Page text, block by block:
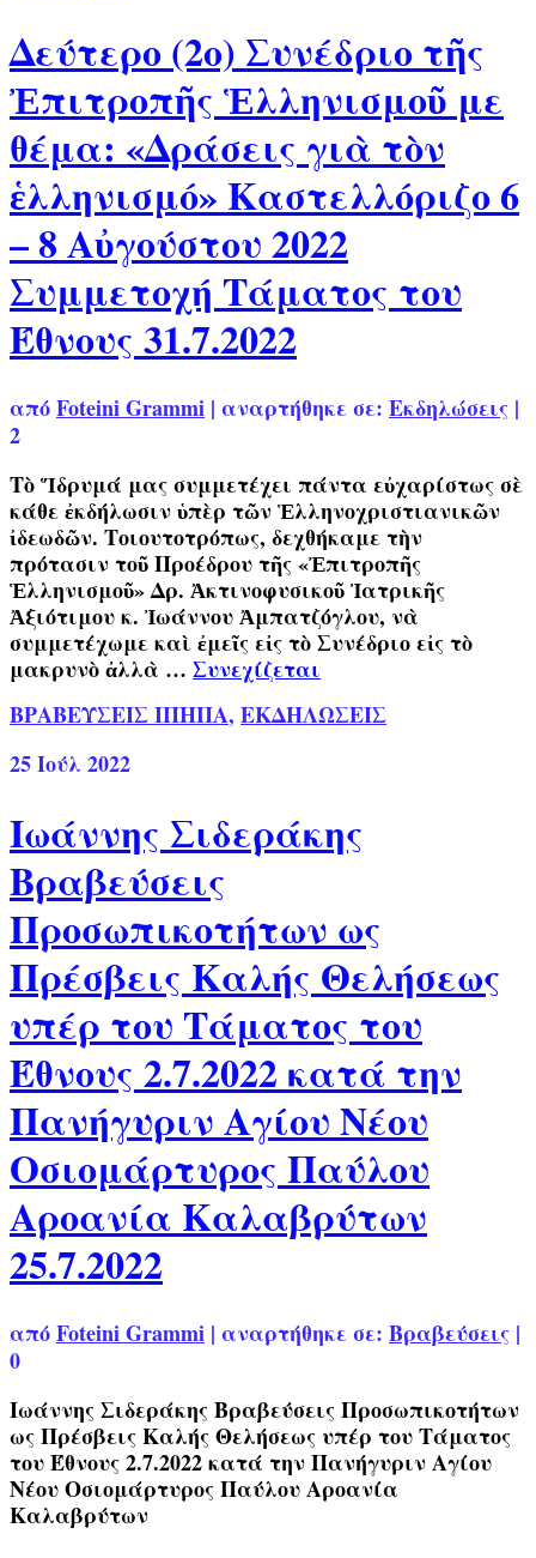
Δεύτερο (2ο) Συνέδριο τῆς
Ἐπιτροπῆς Ἑλληνισμοῦ με
θέμα: «Δράσεις γιὰ τὸν
ἑλληνισμό» Καστελλόριζο 6
– 8 Αὐγούστου 2022
Συμμετοχή Τάματος του
Έθνους 31.7.2022
απόFoteini Grammi | αναρτήθηκε σε: Εκδηλώσεις |
2
Τὸ Ἵδρυμά μας συμμετέχει πάντα εὐχαρίστως σὲ
κάθε ἐκδήλωσιν ὑπὲρ τῶν Ἑλληνοχριστιανικῶν
ἰδεωδῶν. Τοιουτοτρόπως, δεχθήκαμε τὴν
πρότασιν τοῦ Προέδρου τῆς «Ἐπιτροπῆς
Ἑλληνισμοῦ» Δρ. Ἀκτινοφυσικοῦ Ἰατρικῆς
Ἀξιότιμου κ. Ἰωάννου Ἀμπατζόγλου, νὰ
συμμετέχωμε καὶ ἐμεῖς εἰς τὸ Συνέδριο εἰς τὸ
μακρυνὸ ἀλλὰ … Συνεχίζεται
ΒΡΑΒΕΥΣΕΙΣ ΙΠΗΠΑ, ΕΚΔΗΛΩΣΕΙΣ
25Ιούλ 2022
Ιωάννης Σιδεράκης
Βραβεύσεις
Προσωπικοτήτων ως
Πρέσβεις Καλής Θελήσεως
υπέρ του Τάματος του
Έθνους 2.7.2022 κατά την
Πανήγυριν Αγίου Νέου
Οσιομάρτυρος Παύλου
Αροανία Καλαβρύτων
25.7.2022
απόFoteini Grammi | αναρτήθηκε σε: Βραβεύσεις |
0
Ιωάννης Σιδεράκης Βραβεύσεις Προσωπικοτήτων
ως Πρέσβεις Καλής Θελήσεως υπέρ του Τάματος
του Έθνους 2.7.2022 κατά την Πανήγυριν Αγίου
Νέου Οσιομάρτυρος Παύλου Αροανία
Καλαβρύτων